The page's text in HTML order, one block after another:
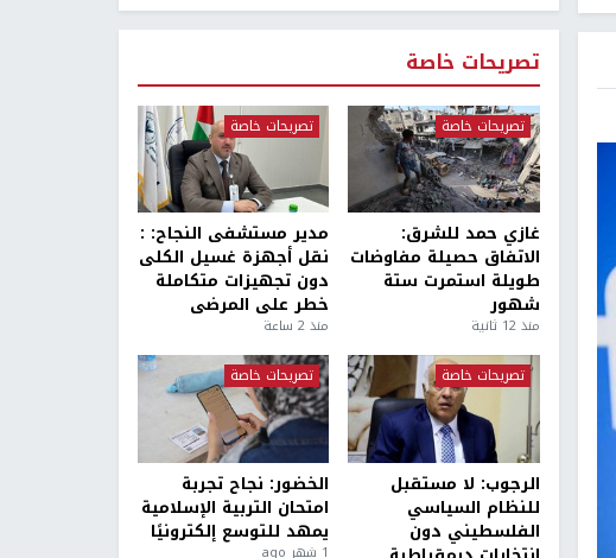
تصريحات خاصة
تصريحات خاصة
غازي حمد للشرق:
الاتفاق حصيلة مفاوضات
طويلة استمرت ستة
شهور
منذ 12 ثانية
تصريحات خاصة
مدير مستشفى النجاح: :
نقل أجهزة غسيل الكلى
دون تجهيزات متكاملة
خطر على المرضى
منذ 2 ساعة
تصريحات خاصة
الرجوب: لا مستقبل
للنظام السياسي
الفلسطيني دون
تصريحات خاصة
الخضور: نجاح تجربة
امتحان التربية الإسلامية
يمهد للتوسع إلكترونيًا
1 شهر ago